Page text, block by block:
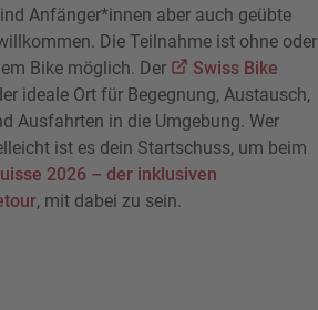
Anfänger*innen aber auch geübte
Die Teilnahme ist ohne oder
Bike möglich. Der
Swiss Bike
ideale Ort für Begegnung, Austausch,
Ausfahrten in die Umgebung. Wer
ist es dein Startschuss, um beim
2026 – der inklusiven
, mit dabei zu sein.